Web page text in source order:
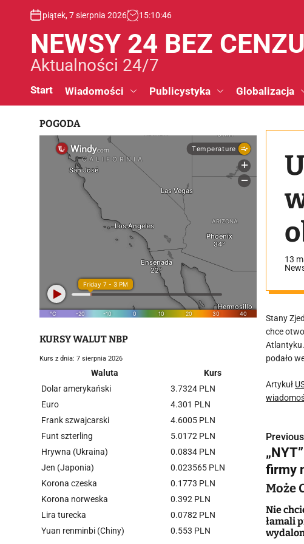
piątek, 7 sierpnia 2026 15:10:47
NEWSY 24 BEZ
Aktualności 24/7
Start Wiadomości Publicystyka Globalizacja
13
Stany
chce
podało
Artykuł
N
a
w
i
g
firmy
Może
Nie
łamali
POGODA
KURSY WALUT NBP
Kurs z dnia: 7 sierpnia 2026
Waluta
Kurs
Dolar amerykański
3.7324 PLN
Euro
4.301 PLN
Frank szwajcarski
4.6005 PLN
Funt szterling
5.0172 PLN
Hrywna (Ukraina)
0.0834 PLN
Jen (Japonia)
0.023565 PLN
Korona czeska
0.1773 PLN
Korona norweska
0.392 PLN
Lira turecka
0.0782 PLN
Yuan renminbi (Chiny)
0.553 PLN